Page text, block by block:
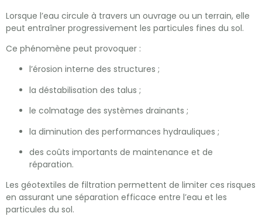
Lorsque l’eau circule à travers un ouvrage ou un terrain, elle
peut entraîner progressivement les particules fines du sol.
Ce phénomène peut provoquer :
l’érosion interne des structures ;
la déstabilisation des talus ;
le colmatage des systèmes drainants ;
la diminution des performances hydrauliques ;
des coûts importants de maintenance et de
réparation.
Les géotextiles de filtration permettent de limiter ces risques
en assurant une séparation efficace entre l’eau et les
particules du sol.